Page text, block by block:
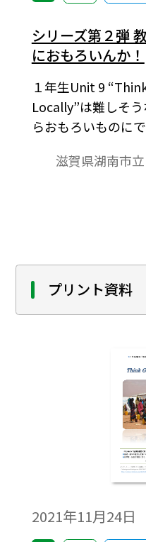
シリーズ第２弾
におもろいんか！
１年生Unit 9
Locally”は難しそ
らおもろいものに
しろさ）への実践
滋賀県湖南市
プリント資料
2021年11月24日